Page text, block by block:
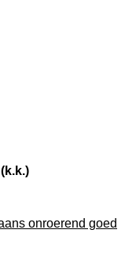
onroerend goed